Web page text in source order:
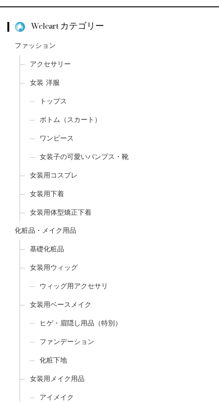
Welcart カテゴリー
ファッション
アクセサリー
女装 洋服
トップス
ボトム（スカート）
ワンピース
女装子の可愛いパンプス・靴
女装用コスプレ
女装用下着
女装用体型矯正下着
化粧品・メイク用品
基礎化粧品
女装用ウィッグ
ウィッグ用アクセサリ
女装用ベースメイク
ヒゲ・眉隠し用品（特別）
ファンデーション
化粧下地
女装用メイク用品
アイメイク